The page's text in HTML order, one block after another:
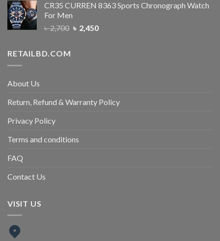
CR35 CURREN 8363 Sports Chronograph Watch
For Men
৳2,700 ৳ 2,450
RETAILBD.COM
About Us
Return, Refund & Warranty Policy
Privacy Policy
Terms and conditions
FAQ
Contact Us
VISIT US